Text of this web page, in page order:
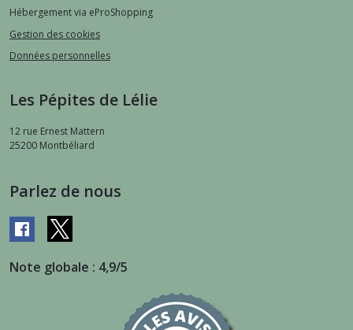
Hébergement via eProShopping
Gestion des cookies
Données personnelles
Les Pépites de Lélie
12 rue Ernest Mattern
25200 Montbéliard
Parlez de nous
Note globale : 4,9/5